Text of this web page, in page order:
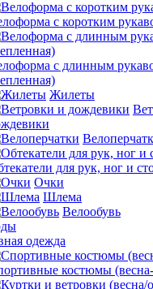
с коротким
с длинным
Жилеты
для рук, ног и
Очки
Шлема
Велообувь
одежда
костюмы (весна-